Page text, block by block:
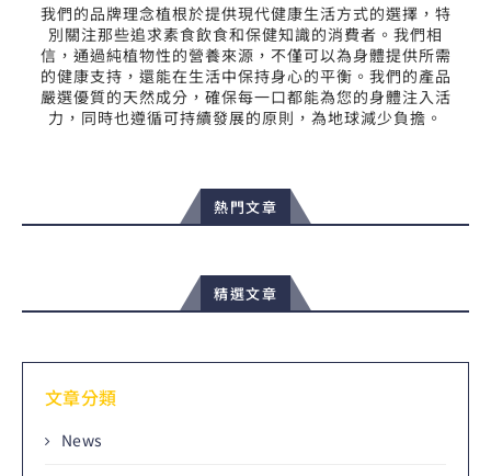
我們的品牌理念植根於提供現代健康生活方式的選擇，特
別關注那些追求素食飲食和保健知識的消費者。我們相
信，通過純植物性的營養來源，不僅可以為身體提供所需
的健康支持，還能在生活中保持身心的平衡。我們的產品
嚴選優質的天然成分，確保每一口都能為您的身體注入活
力，同時也遵循可持續發展的原則，為地球減少負擔。
熱門文章
精選文章
文章分類
News